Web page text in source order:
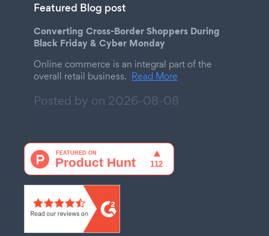
Featured Blog post
Converting Cross-Border Shoppers During
Black Friday & Cyber Monday
Online commerce is an integral part of the
overall retail business. Read More
Posted by on 2026-08-08